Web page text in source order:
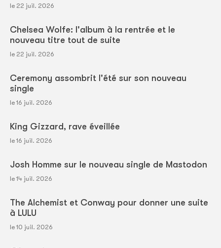
le 22 juil. 2026
Chelsea Wolfe: l'album à la rentrée et le
nouveau titre tout de suite
le 22 juil. 2026
Ceremony assombrit l'été sur son nouveau
single
le 16 juil. 2026
King Gizzard, rave éveillée
le 16 juil. 2026
Josh Homme sur le nouveau single de Mastodon
le 14 juil. 2026
The Alchemist et Conway pour donner une suite
à LULU
le 10 juil. 2026